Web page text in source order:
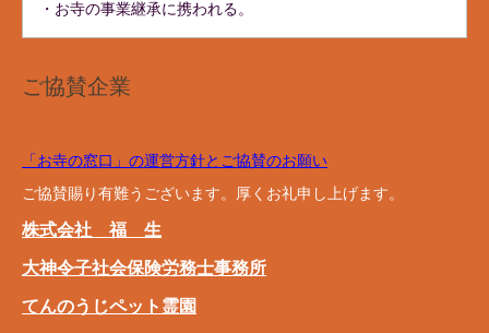
・お寺の事業継承に携われる。
ご協賛企業
「お寺の窓口」の運営方針とご協賛のお願い
ご協賛賜り有難うございます。厚くお礼申し上げます。
株式会社 福 生
大神令子社会保険労務士事務所
てんのうじペット霊園